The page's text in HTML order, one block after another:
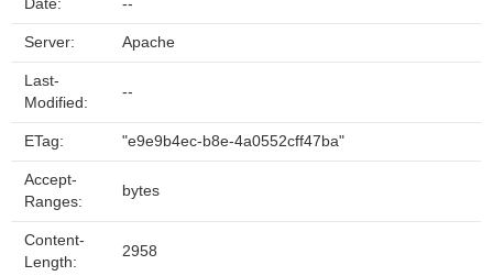
Date: --
Server: Apache
Last-
Modified:
--
ETag: "e9e9b4ec-b8e-4a0552cff47ba"
Accept-
Ranges:
bytes
Content-
Length:
2958